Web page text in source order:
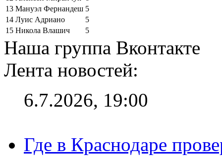
13 Мануэл Фернандеш 5
14 Луис Адриано
5
15 Никола Влашич 5
Наша группа Вконтакте
Лента новостей:
6.7.2026, 19:00
Где в Краснодаре